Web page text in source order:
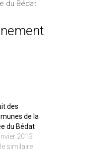
du Bédat
des
de la
du Bédat
2013
similaire